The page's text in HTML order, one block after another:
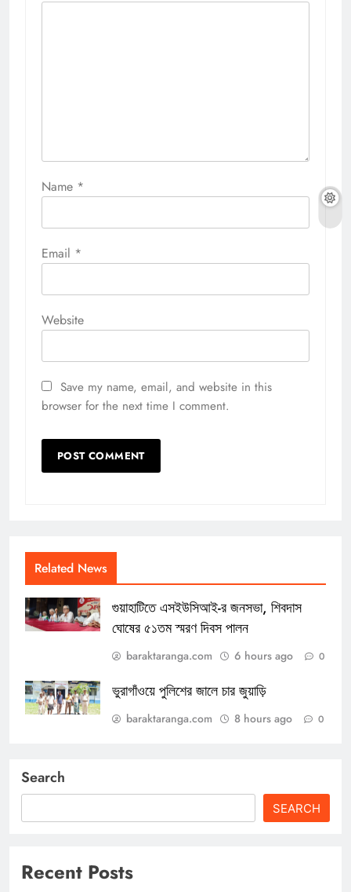
Name *
Email *
Website
Save my name, email, and website in this
browser for the next time I comment.
Related News
গুয়াহাটিতে এসইউসিআই-র জনসভা, শিবদাস
ঘোষের ৫১তম স্মরণ দিবস পালন
baraktaranga.com 6 hours ago 0
ভুরাগাঁওয়ে পুলিশের জালে চার জুয়াড়ি
baraktaranga.com 8 hours ago 0
Search
SEARCH
Recent Posts